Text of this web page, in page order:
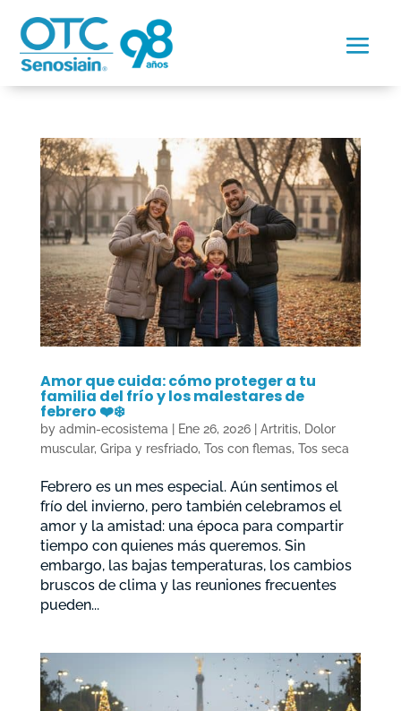
Amor que cuida: cómo proteger a tu
familia del frío y los malestares de
febrero ❤️❄️
by admin-ecosistema Ene 26, 2026| Artritis, Dolor
muscular, Gripa y resfriado, Tos con flemas, Tos seca
Febrero es un mes especial. Aún sentimos el
frío del invierno, pero también celebramos el
amor y la amistad: una época para compartir
tiempo con quienes más queremos. Sin
embargo, las bajas temperaturas, los cambios
bruscos de clima y las reuniones frecuentes
pueden...